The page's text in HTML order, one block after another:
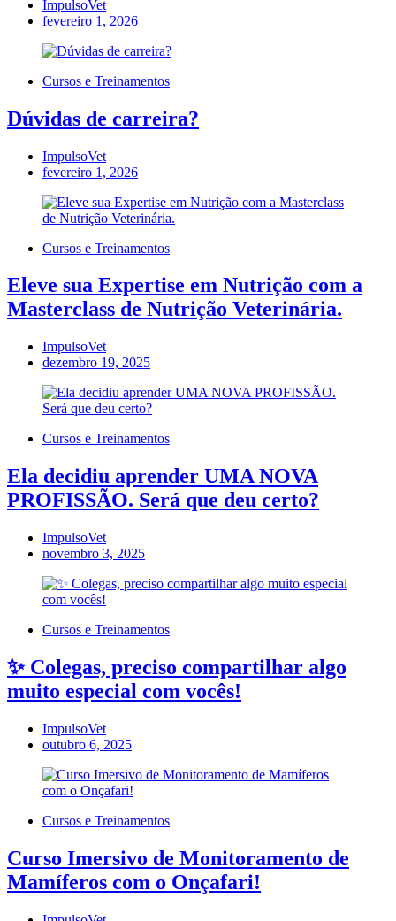
ImpulsoVet
fevereiro 1, 2026
Cursos e Treinamentos
Dúvidas de carreira?
ImpulsoVet
fevereiro 1, 2026
Cursos e Treinamentos
Eleve sua Expertise em Nutrição com a
Masterclass de Nutrição Veterinária.
ImpulsoVet
dezembro 19, 2025
Cursos e Treinamentos
Ela decidiu aprender UMA NOVA
PROFISSÃO. Será que deu certo?
ImpulsoVet
novembro 3, 2025
Cursos e Treinamentos
✨ Colegas, preciso compartilhar algo
muito especial com vocês!
ImpulsoVet
outubro 6, 2025
Cursos e Treinamentos
Curso Imersivo de Monitoramento de
Mamíferos com o Onçafari!